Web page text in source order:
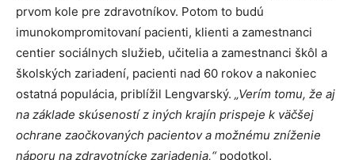
prvom kole pre zdravotníkov. Potom to budú
imunokompromitovaní pacienti, klienti a zamestnanci
centier sociálnych služieb, učitelia a zamestnanci škôl a
školských zariadení, pacienti nad 60 rokov a nakoniec
ostatná populácia, priblížil Lengvarský. „Verím tomu, že aj
na základe skúseností z iných krajín prispeje k väčšej
ochrane zaočkovaných pacientov a možnému zníženie
náporu na zdravotnícke zariadenia,“podotkol.